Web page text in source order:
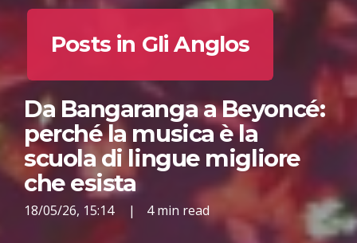
Posts in Gli Anglos
Da Bangaranga a Beyoncé:
perché la musica è la
scuola di lingue migliore
che esista
18/05/26, 15:14 | 4 min read